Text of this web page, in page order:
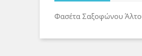
Φασέτα Σαξοφώνου